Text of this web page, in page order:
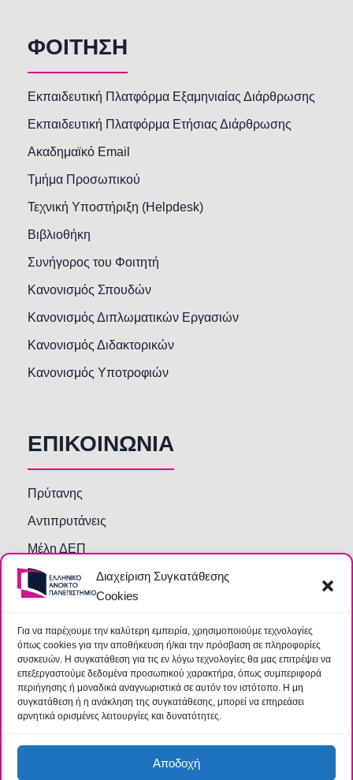
Διαχείριση Συγκατάθεσης
Cookies
Για να παρέχουμε την καλύτερη εμπειρία, χρησιμοποιούμε τεχνολογίες
όπως cookies για την αποθήκευση ή/και την πρόσβαση σε πληροφορίες
συσκευών. Η συγκατάθεση για τις εν λόγω τεχνολογίες θα μας επιτρέψει να
επεξεργαστούμε δεδομένα προσωπικού χαρακτήρα, όπως συμπεριφορά
περιήγησης ή μοναδικά αναγνωριστικά σε αυτόν τον ιστότοπο. Η μη
συγκατάθεση ή η ανάκληση της συγκατάθεσης, μπορεί να επηρεάσει
αρνητικά ορισμένες λειτουργίες και δυνατότητες.
Αποδοχή
ΦΟΙΤΗΣΗ
Εκπαιδευτική Πλατφόρμα Εξαμηνιαίας Διάρθρωσης
Εκπαιδευτική Πλατφόρμα Ετήσιας Διάρθρωσης
Ακαδημαϊκό Email
Τμήμα Προσωπικού
Τεχνική Υποστήριξη (Helpdesk)
Βιβλιοθήκη
Συνήγορος του Φοιτητή
Κανονισμός Σπουδών
Κανονισμός Διπλωματικών Εργασιών
Κανονισμός Διδακτορικών
Κανονισμός Υποτροφιών
ΕΠΙΚΟΙΝΩΝΙΑ
Πρύτανης
Αντιπρυτάνεις
Μέλη ΔΕΠ
Τμήματα και Υπηρεσίες
Γραμματείες Κοσμητειών Σχολών
Βιβλιοθήκη
Συχνές Ερωτήσεις